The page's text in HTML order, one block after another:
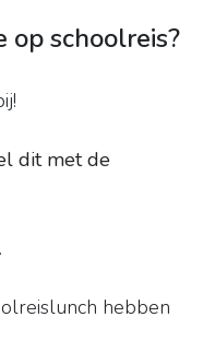
op schoolreis?
dit met de
hebben